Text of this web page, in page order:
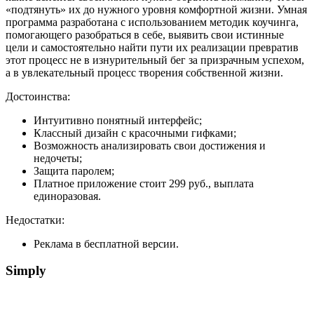
«подтянуть» их до нужного уровня комфортной жизни. Умная
программа разработана с использованием методик коучинга,
помогающего разобраться в себе, выявить свои истинные
цели и самостоятельно найти пути их реализации превратив
этот процесс не в изнурительный бег за призрачным успехом,
а в увлекательный процесс творения собственной жизни.
Достоинства:
Интуитивно понятный интерфейс;
Классный дизайн с красочными гифками;
Возможность анализировать свои достижения и
недочеты;
Защита паролем;
Платное приложение стоит 299 руб., выплата
единоразовая.
Недостатки:
Реклама в бесплатной версии.
Simply